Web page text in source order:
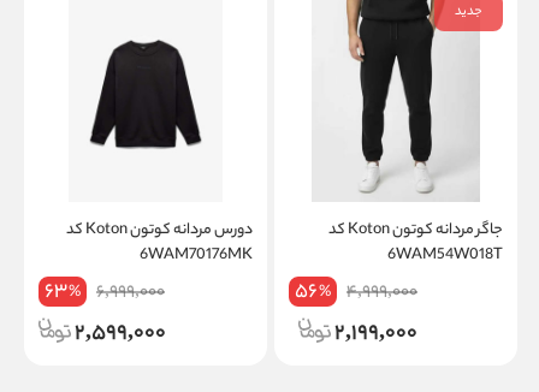
جدید
جاگر مردانه کوتون Koton کد
6WAM54W018T
4,999,000
56%
2,199,000
دورس مردانه کوتون Koton کد
6WAM70176MK
6,999,000
63%
2,599,000